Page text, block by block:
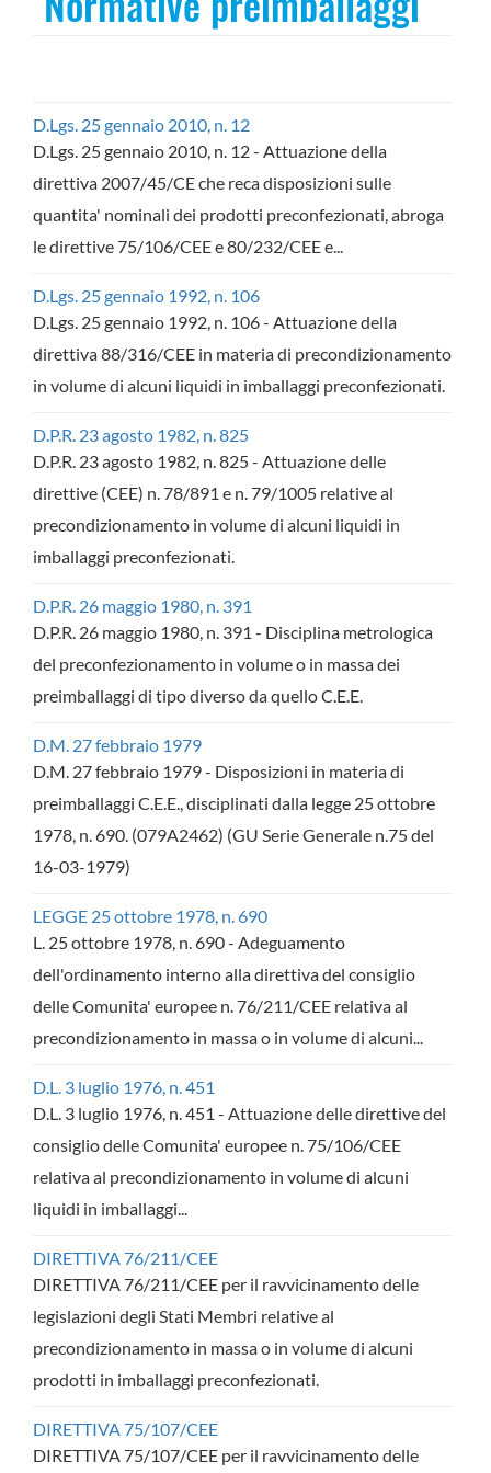
D.Lgs. 25 gennaio 2010, n. 12
D.Lgs. 25 gennaio 2010, n. 12 - Attuazione della
direttiva 2007/45/CE che reca disposizioni sulle
quantita' nominali dei prodotti preconfezionati, abroga
le direttive 75/106/CEE e 80/232/CEE e...
D.Lgs. 25 gennaio 1992, n. 106
D.Lgs. 25 gennaio 1992, n. 106 - Attuazione della
direttiva 88/316/CEE in materia di precondizionamento
in volume di alcuni liquidi in imballaggi preconfezionati.
D.P.R. 23 agosto 1982, n. 825
D.P.R. 23 agosto 1982, n. 825 - Attuazione delle
direttive (CEE) n. 78/891 e n. 79/1005 relative al
precondizionamento in volume di alcuni liquidi in
imballaggi preconfezionati.
D.P.R. 26 maggio 1980, n. 391
D.P.R. 26 maggio 1980, n. 391 - Disciplina metrologica
del preconfezionamento in volume o in massa dei
preimballaggi di tipo diverso da quello C.E.E.
D.M. 27 febbraio 1979
D.M. 27 febbraio 1979 - Disposizioni in materia di
preimballaggi C.E.E., disciplinati dalla legge 25 ottobre
1978, n. 690. (079A2462) (GU Serie Generale n.75 del
16-03-1979)
LEGGE 25 ottobre 1978, n. 690
L. 25 ottobre 1978, n. 690 - Adeguamento
dell'ordinamento interno alla direttiva del consiglio
delle Comunita' europee n. 76/211/CEE relativa al
precondizionamento in massa o in volume di alcuni...
D.L. 3 luglio 1976, n. 451
D.L. 3 luglio 1976, n. 451 - Attuazione delle direttive del
consiglio delle Comunita' europee n. 75/106/CEE
relativa al precondizionamento in volume di alcuni
liquidi in imballaggi...
DIRETTIVA 76/211/CEE
DIRETTIVA 76/211/CEE per il ravvicinamento delle
legislazioni degli Stati Membri relative al
precondizionamento in massa o in volume di alcuni
prodotti in imballaggi preconfezionati.
DIRETTIVA 75/107/CEE
DIRETTIVA 75/107/CEE per il ravvicinamento delle